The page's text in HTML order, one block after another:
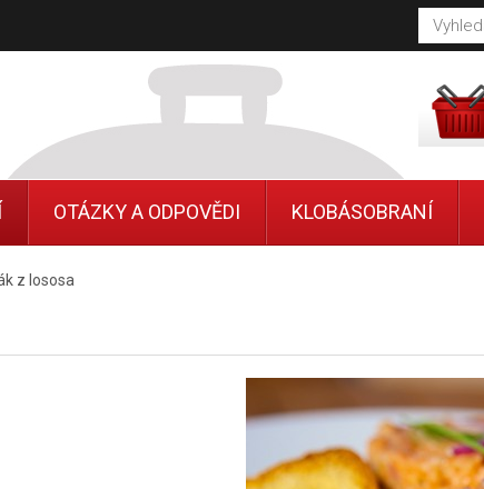
z lososa
OTÁZKY A ODPOVĚDI KLOBÁSOBRANÍ